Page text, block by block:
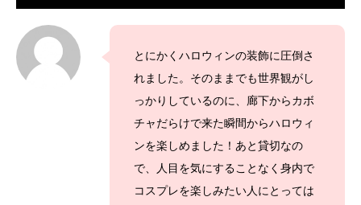
とにかくハロウィンの装飾に圧倒さ
れました。そのままでも世界観がし
っかりしているのに、廊下からカボ
チャだらけで来た瞬間からハロウィ
ンを楽しめました！あと貸切なの
で、人目を気にすることなく身内で
コスプレを楽しみたい人にとっては